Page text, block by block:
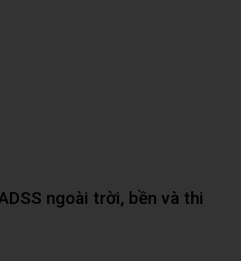
ngoài trời, bền và thi